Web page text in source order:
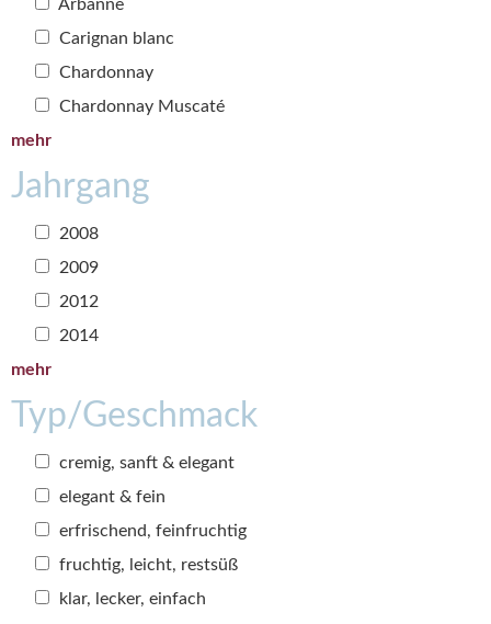
Arbanne
Carignan blanc
Chardonnay
Chardonnay Muscaté
mehr
Jahrgang
2008
2009
2012
2014
mehr
Typ/Geschmack
cremig, sanft & elegant
elegant & fein
erfrischend, feinfruchtig
fruchtig, leicht, restsüß
klar, lecker, einfach